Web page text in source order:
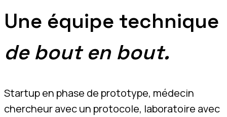
Une équipe technique
de bout en bout.
Startup en phase de prototype, médecin
chercheur avec un protocole, laboratoire avec